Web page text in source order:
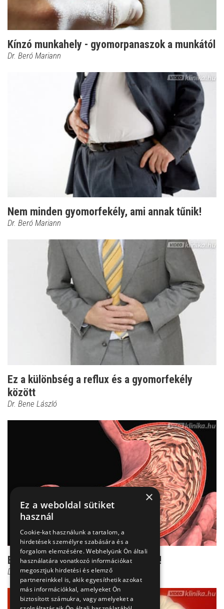
Kínzó munkahely - gyomorpanaszok a munkától
Dr. Beró Mariann
Nem minden gyomorfekély, ami annak tűnik!
Dr. Beró Mariann
Ez a különbség a reflux és a gyomorfekély
között
Dr. Bene László
Ezt jó, ha tudod a gyomorfekélyről!
Dr. Bene László
×
Ez a weboldal sütiket
használ
Cookie-kat használunk a tartalom, a
hirdetések személyre szabására és a
forgalom elemzésére. Webhelyünk Ön általi
használatára vonatkozó információkat
megosztjuk hirdetési és elemző
partnereinkkel is, akik egyesíthetik azokat
más információkkal, amelyeket Ön
biztosított számukra, vagy amelyeket a